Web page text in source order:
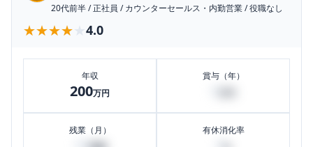
20代前半/正社員 /カウンターセールス・内勤営業/役職なし
★★★★★
★★★★★ 4.0
年収
200万円
賞与（年）
残業（月） 有休消化率